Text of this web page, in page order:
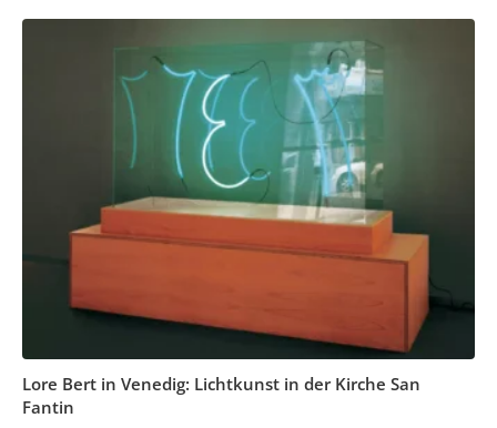
Lore Bert in Venedig: Lichtkunst in der Kirche San
Fantin